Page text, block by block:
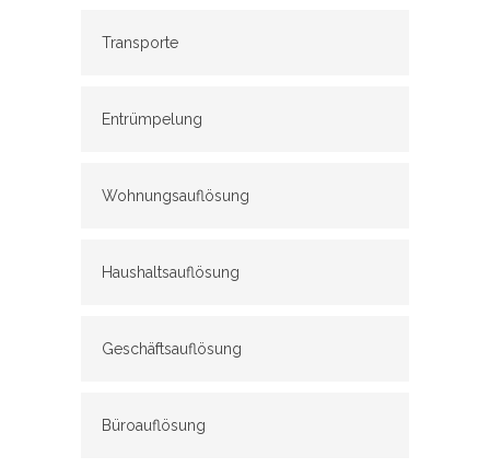
Transporte
Entrümpelung
Wohnungsauflösung
Haushaltsauflösung
Geschäftsauflösung
Büroauflösung